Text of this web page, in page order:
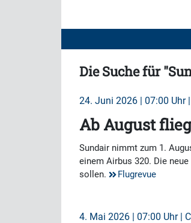
Die Suche für
24. Juni 2026 | 07:00 Uhr
Ab August
Sundair nimmt zum 1.
einem Airbus 320. Die
sollen.
Flugrevue
4. Mai 2026 | 07:00 Uhr |